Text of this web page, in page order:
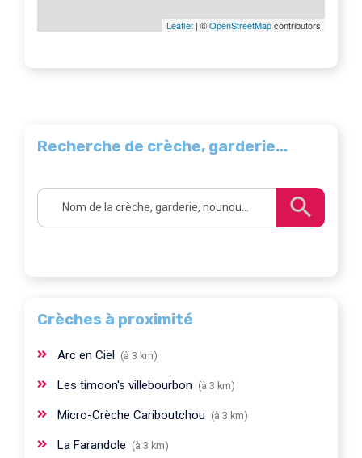
Leaflet | ©OpenStreetMapcontributors
Recherche de crèche, garderie...
Crèches à proximité
Arc en Ciel (à 3 km)
Les timoon's villebourbon (à 3 km)
Micro-Crèche Cariboutchou (à 3 km)
La Farandole (à 3 km)